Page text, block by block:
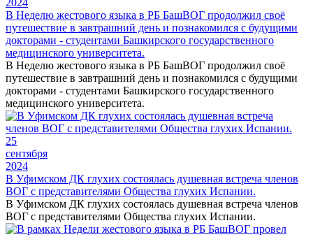
2024
В Неделю жестового языка в РБ БашВОГ продолжил своё
путешествие в завтрашний день и познакомился с будущими
докторами - студентами Башкирского государственного
медицинского университета.
В Неделю жестового языка в РБ БашВОГ продолжил своё
путешествие в завтрашний день и познакомился с будущими
докторами - студентами Башкирского государственного
медицинского университета.
25
сентября
2024
В Уфимском ДК глухих состоялась душевная встреча членов
ВОГ с представителями Общества глухих Испании.
В Уфимском ДК глухих состоялась душевная встреча членов
ВОГ с представителями Общества глухих Испании.